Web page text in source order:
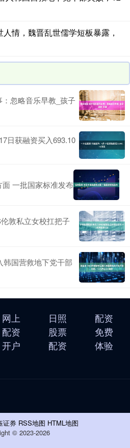
情，魏晋乱世儒学短板暴露，
忽略音乐早教_孩子
日获融资买入693.10
一批国家标准发布
敦私立女校扛把子
韩国营救地下党干部
网上
配资
开户
日照
股票
配资
配资
免费
体验
证券 RSS地图 HTML地图
© 2023-2026